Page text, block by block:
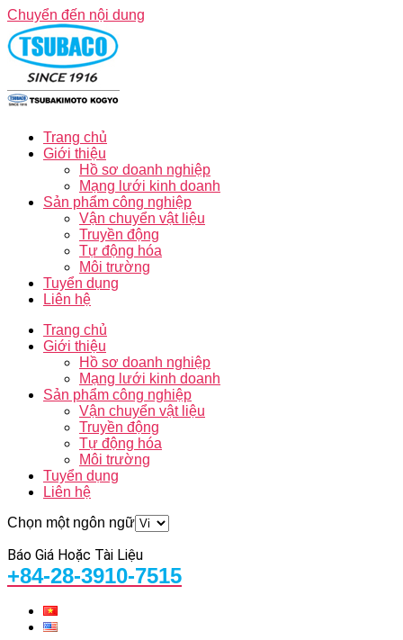
Chuyển đến nội dung
Trang chủ
Giới thiệu
Hồ sơ doanh nghiệp
Mạng lưới kinh doanh
Sản phẩm công nghiệp
Vận chuyển vật liệu
Truyền động
Tự động hóa
Môi trường
Tuyển dụng
Liên hệ
Trang chủ
Giới thiệu
Hồ sơ doanh nghiệp
Mạng lưới kinh doanh
Sản phẩm công nghiệp
Vận chuyển vật liệu
Truyền động
Tự động hóa
Môi trường
Tuyển dụng
Liên hệ
Chọn một ngôn ngữ
Báo Giá Hoặc Tài Liệu
+84-28-3910-7515